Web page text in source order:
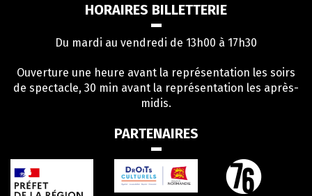
Facebook
HORAIRES BILLETTERIE
Du mardi au vendredi de 13h00 à 17h30
Ouverture une heure avant la représentation les soirs
de spectacle, 30 min avant la représentation les après-
midis.
PARTENAIRES